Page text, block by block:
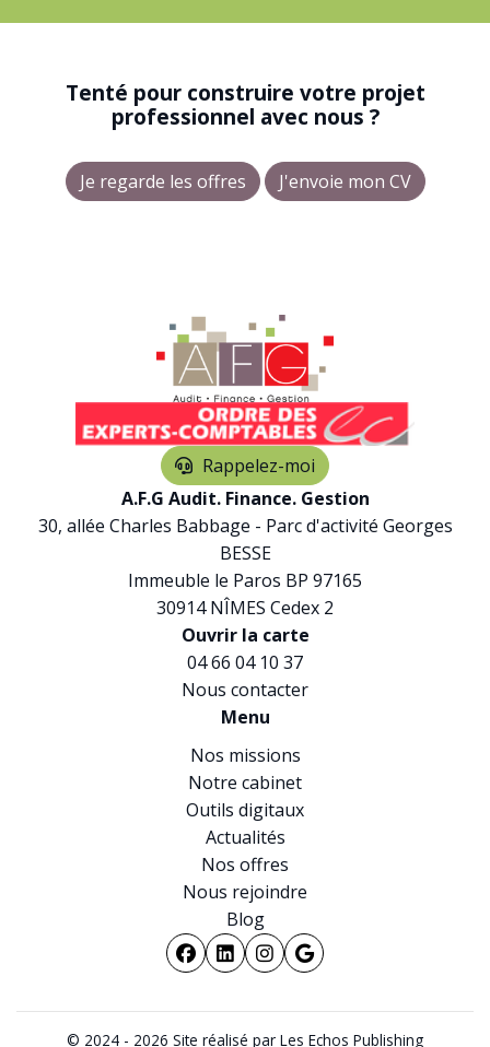
04 66 04 10 37
Tenté pour construire votre projet
professionnel avec nous ?
Je regarde les offres J'envoie mon CV
Rappelez-moi
A.F.G Audit. Finance. Gestion
30, allée Charles Babbage - Parc d'activité Georges
BESSE
Immeuble le Paros BP 97165
30914 NÎMES Cedex 2
Ouvrir la carte
04 66 04 10 37
Nous contacter
Menu
Nos missions
Notre cabinet
Outils digitaux
Actualités
Nos offres
Nous rejoindre
Blog
© 2024 - 2026 Site réalisé par Les Echos Publishing